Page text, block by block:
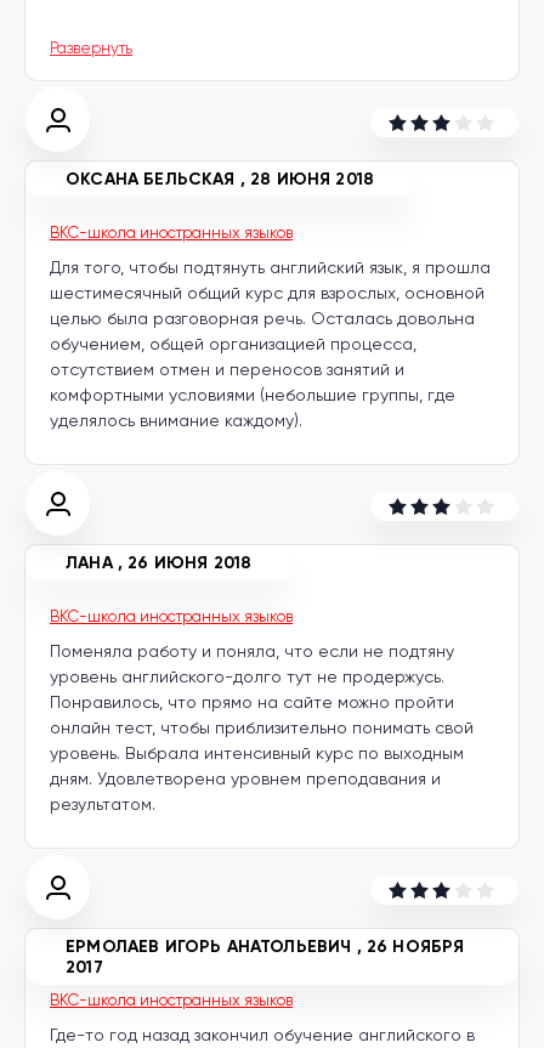
Развернуть
BKC-школа иностранных языков
ОКСАНА БЕЛЬСКАЯ , 28 ИЮНЯ 2018
Для того, чтобы подтянуть английский язык, я прошла
шестимесячный общий курс для взрослых, основной
целью была разговорная речь. Осталась довольна
обучением, общей организацией процесса,
отсутствием отмен и переносов занятий и
комфортными условиями (небольшие группы, где
уделялось внимание каждому).
BKC-школа иностранных языков
ЛАНА , 26 ИЮНЯ 2018
Поменяла работу и поняла, что если не подтяну
уровень английского-долго тут не продержусь.
Понравилось, что прямо на сайте можно пройти
онлайн тест, чтобы приблизительно понимать свой
уровень. Выбрала интенсивный курс по выходным
дням. Удовлетворена уровнем преподавания и
результатом.
BKC-школа иностранных языков
ЕРМОЛАЕВ ИГОРЬ АНАТОЛЬЕВИЧ , 26 НОЯБРЯ
2017
Где-то год назад закончил обучение английского в